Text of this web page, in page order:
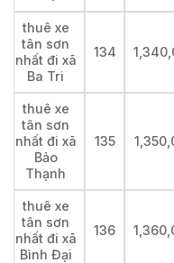
thuê xe
tân sơn
nhất đi xã
Ba Tri
134
thuê xe
tân sơn
nhất đi xã
Bảo
Thạnh
135
thuê xe
tân sơn
nhất đi xã
Bình Đại
136